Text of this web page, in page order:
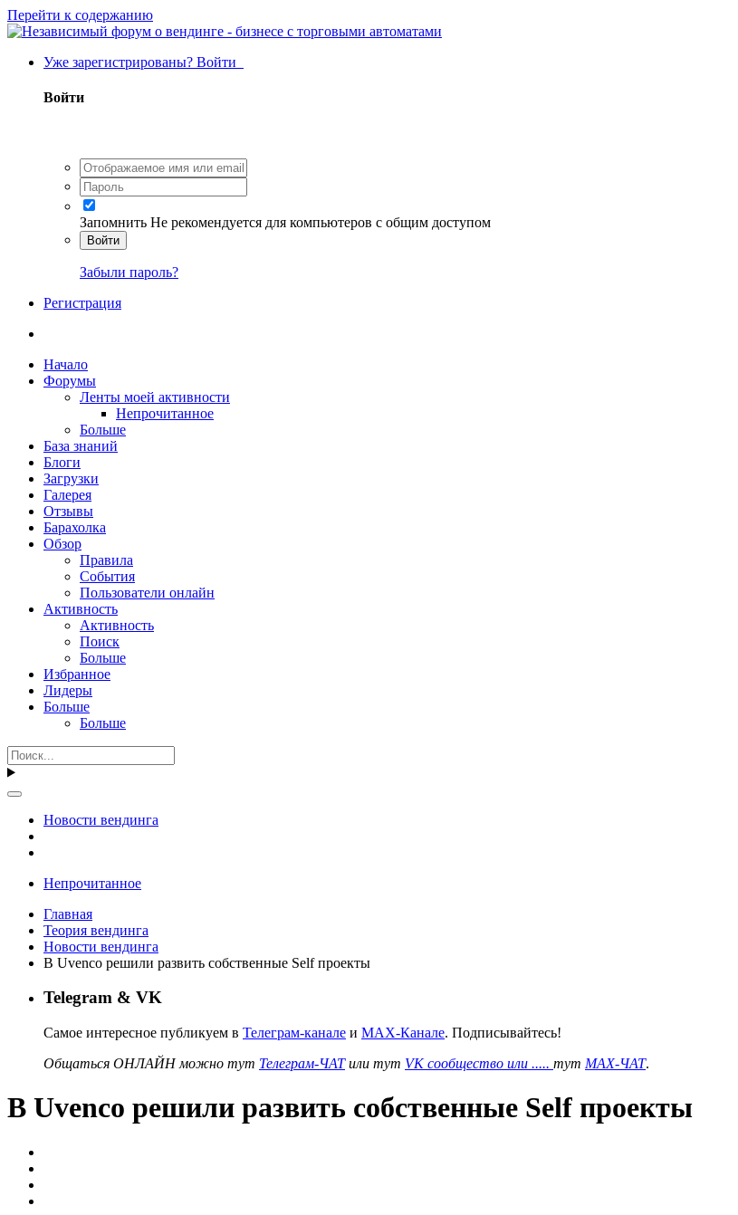
Перейти к содержанию
Уже зарегистрированы? Войти
Войти
Запомнить Не рекомендуется для компьютеров с общим доступом
Войти
Забыли пароль?
Регистрация
Начало
Форумы
Ленты моей активности
Непрочитанное
Больше
База знаний
Блоги
Загрузки
Галерея
Отзывы
Барахолка
Обзор
Правила
События
Пользователи онлайн
Активность
Активность
Поиск
Больше
Избранное
Лидеры
Больше
Больше
Новости вендинга
Непрочитанное
Главная
Теория вендинга
Новости вендинга
В Uvenco решили развить собственные Self проекты
Telegram & VK
Самое интересное публикуем в Телеграм-канале и MAX-Канале. Подписывайтесь!
Общаться ОНЛАЙН можно тут Телеграм-ЧАТили тут VK сообщество или ..... тут MAX-ЧАТ.
В Uvenco решили развить собственные Self проекты